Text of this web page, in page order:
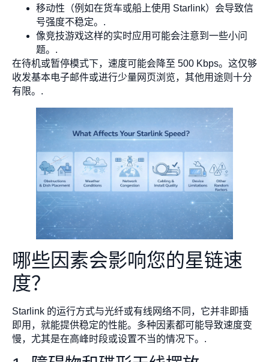
移动性（例如在货车或船上使用 Starlink）会导致信
号强度不稳定。.
像竞技游戏这样的实时应用可能会注意到一些小问
题。.
在待机或暂停模式下，速度可能会降至 500 Kbps。这仅够
收发基本电子邮件或进行少量网页浏览，其他用途则十分
有限。.
哪些因素会影响您的星链速
度？
Starlink 的运行方式与光纤或有线网络不同，它并非即插
即用，就能提供稳定的性能。多种因素都可能导致速度变
慢，尤其是在高峰时段或设置不当的情况下。.